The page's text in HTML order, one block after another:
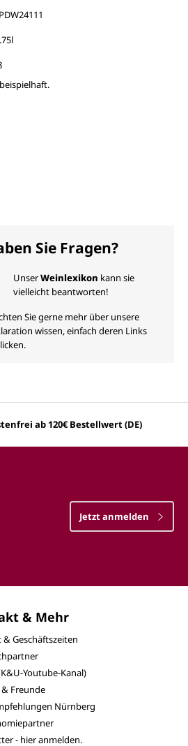
Sie Fragen?
UnserWeinlexikon kann sie
vielleicht beantworten!
Sie gerne mehr über unsere
wissen, einfach deren Links
ab 120€ Bestellwert (DE)
Jetzt anmelden
& Mehr
Geschäftszeiten
Youtube-Kanal)
Freunde
Nürnberg
- hier anmelden.